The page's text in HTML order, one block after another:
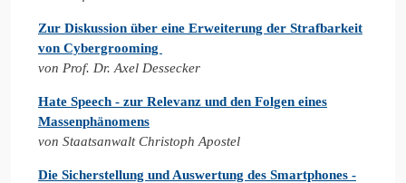
Zur Diskussion über eine Erweiterung der Strafbarkeit
von Cybergrooming
von Prof. Dr. Axel Dessecker
Hate Speech - zur Relevanz und den Folgen eines
Massenphänomens
von Staatsanwalt Christoph Apostel
Die Sicherstellung und Auswertung des Smartphones -